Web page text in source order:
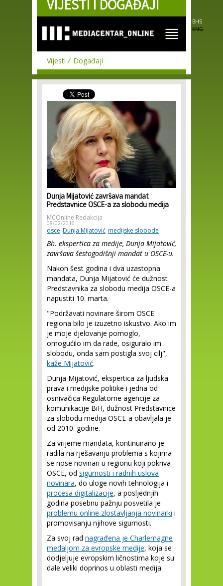
Skip to
main
VIJESTI I DOGAĐAJI
BHS
ENG
Vijesti Događaji
Dunja Mijatović završava mandat
Predstavnice OSCE-a za slobodu medija
MCOnline Redakcija
08/02/2016
osce Dunja Mijatović medijske slobode
Bh. ekspertica za medije, Dunja Mijatović,
završava šestogodišnji mandat u OSCE-u.
Nakon šest godina i dva uzastopna
mandata, Dunja Mijatović će dužnost
Predstavnika za slobodu medija OSCE-a
napustiti 10. marta.
"Podržavati novinare širom OSCE
regiona bilo je izuzetno iskustvo. Ako im
je moje djelovanje pomoglo,
omogućilo im da rade, osiguralo im
slobodu, onda sam postigla svoj cilj",
kaže Mijatović.
Dunja Mijatović, ekspertica za ljudska
prava i medijske politike i jedna od
osnivačica Regulatorne agencije za
komunikacije BiH, dužnost Predstavnice
za slobodu medija OSCE-a obavljala je
od 2010. godine.
Za vrijeme mandata, kontinuirano je
radila na rješavanju problema s kojima
se nose novinari u regionu koji pokriva
OSCE, od sigurnosti i radnih uslova
novinara, do uloge novih tehnologija i
procesa digitalizacije, a posljednjih
godina posebnu pažnju posvetila je
problemu online zlostavljanja novinarki i
promovisanju njihove sigurnosti.
Za svoj rad nagrađena je Charlemagne
medaljom za evropske medije, koja se
dodjeljuje evropskim ličnostima koje su
dale veliki doprinos u oblasti medija.